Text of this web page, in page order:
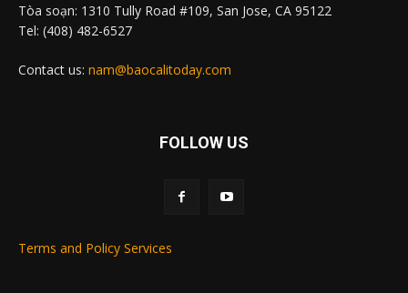
Tòa soạn: 1310 Tully Road #109, San Jose, CA 95122
Tel: (408) 482-6527
Contact us: nam@baocalitoday.com
FOLLOW US
Terms and Policy Services